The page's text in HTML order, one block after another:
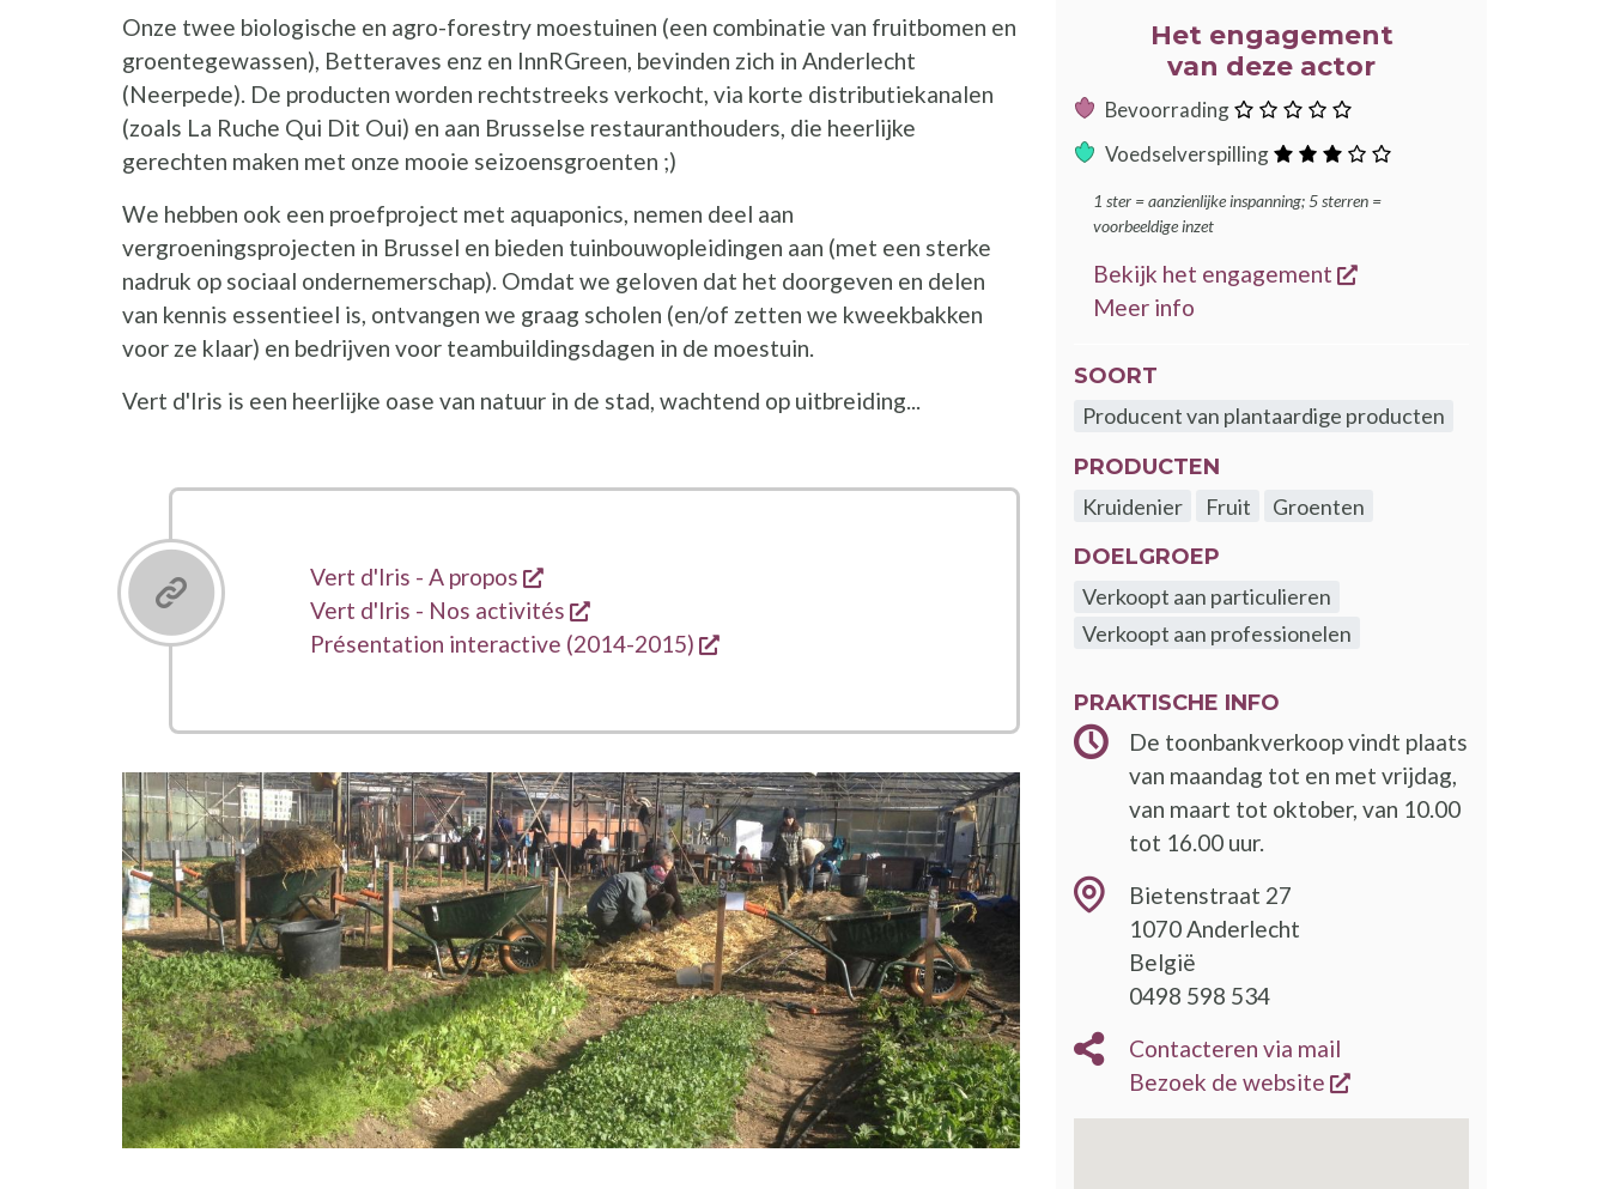
Onze twee biologische en agro-forestry moestuinen (een combinatie van fruitbomen en
groentegewassen), Betteraves enz en InnRGreen, bevinden zich in Anderlecht
(Neerpede). De producten worden rechtstreeks verkocht, via korte distributiekanalen
(zoals La Ruche Qui Dit Oui) en aan Brusselse restauranthouders, die heerlijke
gerechten maken met onze mooie seizoensgroenten ;)
We hebben ook een proefproject met aquaponics, nemen deel aan
vergroeningsprojecten in Brussel en bieden tuinbouwopleidingen aan (met een sterke
nadruk op sociaal ondernemerschap). Omdat we geloven dat het doorgeven en delen
van kennis essentieel is, ontvangen we graag scholen (en/of zetten we kweekbakken
voor ze klaar) en bedrijven voor teambuildingsdagen in de moestuin.
Vert d'Iris is een heerlijke oase van natuur in de stad, wachtend op uitbreiding...
Links
Vert d'Iris - A propos
opent een nieuw venster
Vert d'Iris - Nos activités
opent een nieuw venster
Présentation interactive (2014-2015)
opent een nieuw venster
Het engagement
van deze actor
Bevoorrading
Voedselverspilling
1 ster = aanzienlijke inspanning; 5 sterren =
voorbeeldige inzet
Bekijk het engagement
opent een nieuw venster
Meer info
SOORT
Producent van plantaardige producten
PRODUCTEN
Kruidenier
Fruit
Groenten
DOELGROEP
Verkoopt aan particulieren
Verkoopt aan professionelen
PRAKTISCHE INFO
De toonbankverkoop vindt plaats
van maandag tot en met vrijdag,
van maart tot oktober, van 10.00
tot 16.00 uur.
Bietenstraat 27
1070Anderlecht
België
0498 598 534
Contacteren via mail
Bezoek de website
opent een nieuw venster